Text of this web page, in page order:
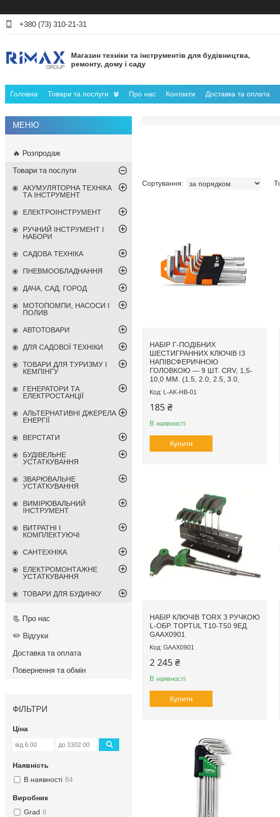
+380 (73) 310-21-31
Магазин техніки та інструментів для будівництва,
ремонту, дому і саду
Головна Товари та послуги Про нас Контакти Доставка та оплата
НАБІР Г-ПОДІБНИХ
ШЕСТИГРАННИХ КЛЮЧІВ ІЗ
НАПІВСФЕРИЧНОЮ
ГОЛОВКОЮ — 9 ШТ. СRV, 1,5-
10,0 ММ. (1.5, 2.0, 2.5, 3.0,
L-AK-HB-01
185 ₴
В наявності
Купити
НАБІР КЛЮЧІВ TORX З РУЧКОЮ
L-ОБР. TOPTUL T10-T50 9ЕД.
GAAX0901
GAAX0901
2 245 ₴
В наявності
Купити
🔥 Розпродаж
Товари та послуги
АКУМУЛЯТОРНА ТЕХНІКА
ТА ІНСТРУМЕНТ
ЕЛЕКТРОІНСТРУМЕНТ
РУЧНИЙ ІНСТРУМЕНТ І
НАБОРИ
САДОВА ТЕХНІКА
ПНЕВМООБЛАДНАННЯ
ДАЧА, САД, ГОРОД
МОТОПОМПИ, НАСОСИ І
ПОЛИВ
АВТОТОВАРИ
ДЛЯ САДОВОЇ ТЕХНІКИ
ТОВАРИ ДЛЯ ТУРИЗМУ І
КЕМПІНГУ
ГЕНЕРАТОРИ ТА
ЕЛЕКТРОСТАНЦІЇ
АЛЬТЕРНАТИВНІ ДЖЕРЕЛА
ЕНЕРГІЇ
ВЕРСТАТИ
БУДІВЕЛЬНЕ
УСТАТКУВАННЯ
ЗВАРЮВАЛЬНЕ
УСТАТКУВАННЯ
ВИМІРЮВАЛЬНИЙ
ІНСТРУМЕНТ
ВИТРАТНІ І
КОМПЛЕКТУЮЧІ
САНТЕХНІКА
ЕЛЕКТРОМОНТАЖНЕ
УСТАТКУВАННЯ
ТОВАРИ ДЛЯ БУДИНКУ
📃 Про нас
✏️ Відгуки
Доставка та оплата
Повернення та обмін
ФІЛЬТРИ
Ціна
Наявність
В наявності 84
Виробник
Grad 6